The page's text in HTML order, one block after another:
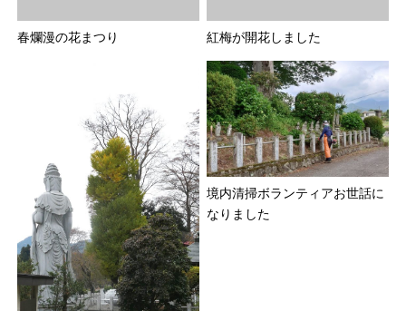
春爛漫の花まつり 紅梅が開花しました
境内清掃ボランティアお世話に
なりました